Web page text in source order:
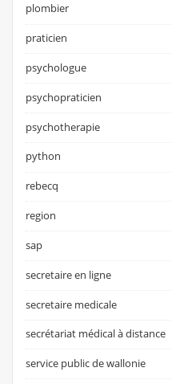
plombier
praticien
psychologue
psychopraticien
psychotherapie
python
rebecq
region
sap
secretaire en ligne
secretaire medicale
secrétariat médical à distance
service public de wallonie